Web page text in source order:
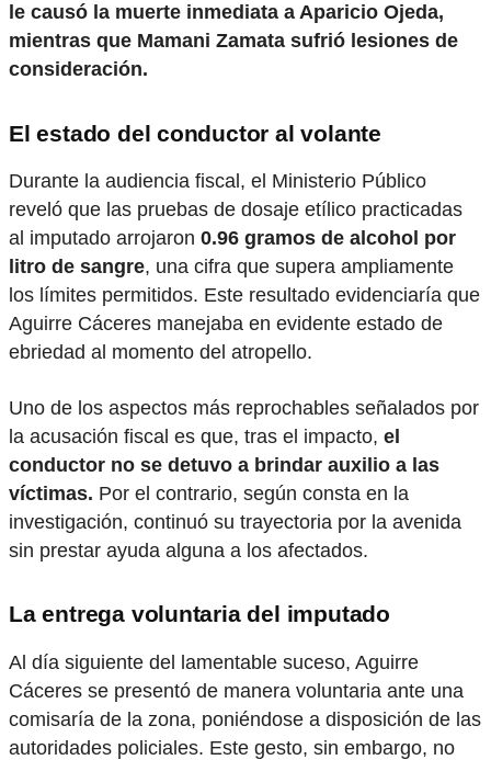
le causó la muerte inmediata a Aparicio Ojeda,
mientras que Mamani Zamata sufrió lesiones de
consideración.
El estado del conductor al volante
Durante la audiencia fiscal, el Ministerio Público
reveló que las pruebas de dosaje etílico practicadas
al imputado arrojaron 0.96 gramos de alcohol por
litro de sangre, una cifra que supera ampliamente
los límites permitidos. Este resultado evidenciaría que
Aguirre Cáceres manejaba en evidente estado de
ebriedad al momento del atropello.
Uno de los aspectos más reprochables señalados por
la acusación fiscal es que, tras el impacto, el
conductor no se detuvo a brindar auxilio a las
víctimas. Por el contrario, según consta en la
investigación, continuó su trayectoria por la avenida
sin prestar ayuda alguna a los afectados.
La entrega voluntaria del imputado
Al día siguiente del lamentable suceso, Aguirre
Cáceres se presentó de manera voluntaria ante una
comisaría de la zona, poniéndose a disposición de las
autoridades policiales. Este gesto, sin embargo, no